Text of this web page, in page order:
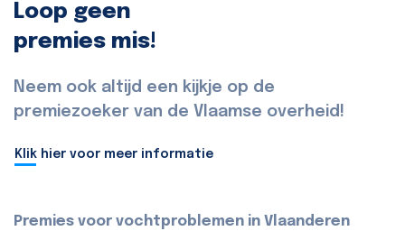
Loop geen
premies mis!
Neem ook altijd een kijkje op de
premiezoeker van de Vlaamse overheid!
Klik hier voor meer informatie
Premies voor vochtproblemen in Vlaanderen